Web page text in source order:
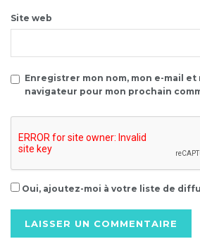
Site web
Enregistrer mon nom, mon e-mail et
navigateur pour mon prochain
Oui, ajoutez-moi à votre liste de